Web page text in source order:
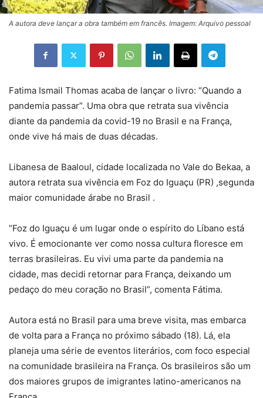
A autora deve lançar a obra também em francês. Imagem: Arquivo pessoal
Fatima Ismail Thomas acaba de lançar o livro: “Quando a
pandemia passar”. Uma obra que retrata sua vivência
diante da pandemia da covid-19 no Brasil e na França,
onde vive há mais de duas décadas.
Libanesa de Baaloul, cidade localizada no Vale do Bekaa, a
autora retrata sua vivência em Foz do Iguaçu (PR) ,segunda
maior comunidade árabe no Brasil .
“Foz do Iguaçu é um lugar onde o espírito do Líbano está
vivo. É emocionante ver como nossa cultura floresce em
terras brasileiras. Eu vivi uma parte da pandemia na
cidade, mas decidi retornar para França, deixando um
pedaço do meu coração no Brasil”, comenta Fátima.
Autora está no Brasil para uma breve visita, mas embarca
de volta para a França no próximo sábado (18). Lá, ela
planeja uma série de eventos literários, com foco especial
na comunidade brasileira na França. Os brasileiros são um
dos maiores grupos de imigrantes latino-americanos na